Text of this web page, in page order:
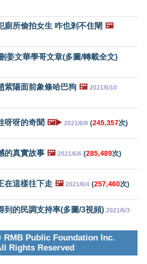
廁所偷拍女生 咋也剎不住閘 🖼️
姜文華學哥文章(多圖/轉載全文)
紫陽面前象條哈巴狗 🖼️ 2021/6/10
呀呀的奇聞 🖼️▶️ 2021/6/9 (245,357次)
的真實故事 🖼️ 2021/6/6 (285,489次)
在這樣往下走 🖼️ 2021/6/4 (257,460次)
到的民調支持率(多圖/3視頻) 2021/6/3
Public Foundation Inc.
Rights Reserved